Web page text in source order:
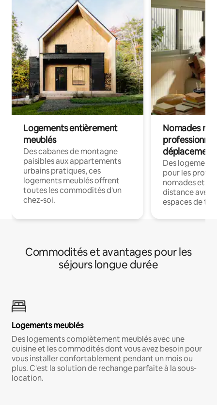
Logements entièrement
meublés
Des cabanes de montagne
paisibles aux appartements
urbains pratiques, ces
logements meublés offrent
toutes les commodités d'un
chez-soi.
Nomades
déplacement
Des
pour les
nomades et
distance avec
espaces de
Commodités et avantages pour les
séjours longue durée
Logements meublés
Des logements complètement meublés avec une
cuisine et les commodités dont vous avez besoin pour
vous installer confortablement pendant un mois ou
plus. C'est la solution de rechange parfaite à la sous-
location.